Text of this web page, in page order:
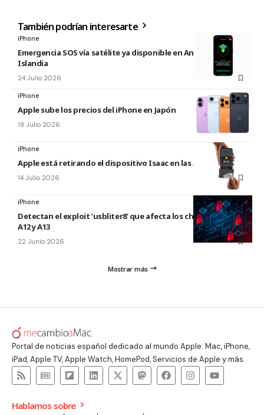
También podrían interesarte
iPhone
Emergencia SOS vía satélite ya disponible en Andorra e
Islandia
24 Julio 2026
iPhone
Apple sube los precios del iPhone en Japón
18 Julio 2026
iPhone
Apple está retirando el dispositivo Isaac en las Apple Store
14 Julio 2026
iPhone
Detectan el exploit ‘usbliter8’ que afecta los chips de Apple
A12 y A13
22 Junio 2026
Mostrar más
Portal de noticias español dedicado al mundo Apple: Mac, iPhone,
iPad, Apple TV, Apple Watch, HomePod, Servicios de Apple y más.
Hablamos sobre